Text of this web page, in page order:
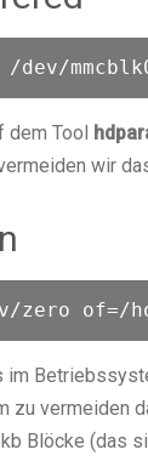
dev/
dem Tool
wir
zero of=/
im
zu vermeiden
Blöcke (das